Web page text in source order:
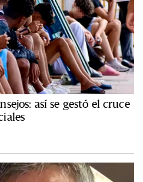
así se gestó el cruce